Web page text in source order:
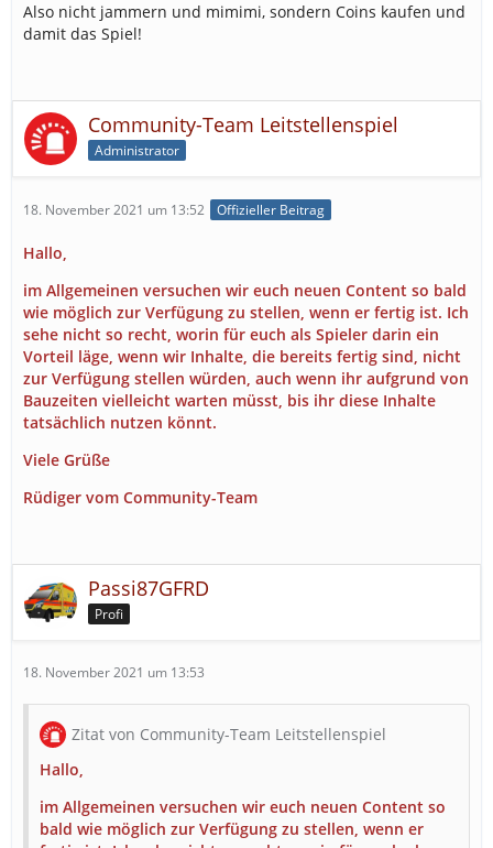
Also nicht jammern und mimimi, sondern Coins kaufen und
damit das Spiel!
Community-Team Leitstellenspiel
Administrator
18. November 2021 um 13:52 Offizieller Beitrag
Hallo,
im Allgemeinen versuchen wir euch neuen Content so bald
wie möglich zur Verfügung zu stellen, wenn er fertig ist. Ich
sehe nicht so recht, worin für euch als Spieler darin ein
Vorteil läge, wenn wir Inhalte, die bereits fertig sind, nicht
zur Verfügung stellen würden, auch wenn ihr aufgrund von
Bauzeiten vielleicht warten müsst, bis ihr diese Inhalte
tatsächlich nutzen könnt.
Viele Grüße
Rüdiger vom Community-Team
Passi87GFRD
Profi
18. November 2021 um 13:53
Zitat von Community-Team Leitstellenspiel
Hallo,
im Allgemeinen versuchen wir euch neuen Content so
bald wie möglich zur Verfügung zu stellen, wenn er